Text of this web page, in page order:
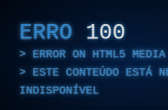
ERRO 100
ERROR ON HTML5
ESTE CONTEÚDO ESTÁ
INDISPONÍVEL